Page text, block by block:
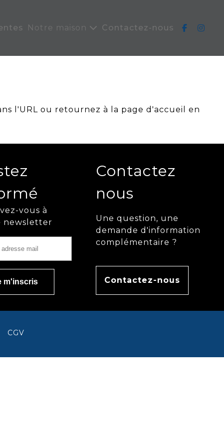
Notre maison Contactez-nous
l'URL ou retournez à la page d'accueil en
vous à
newsletter
Contactez
nous
Une question, une
demande d'information
complémentaire ?
Contactez-nous
CGV